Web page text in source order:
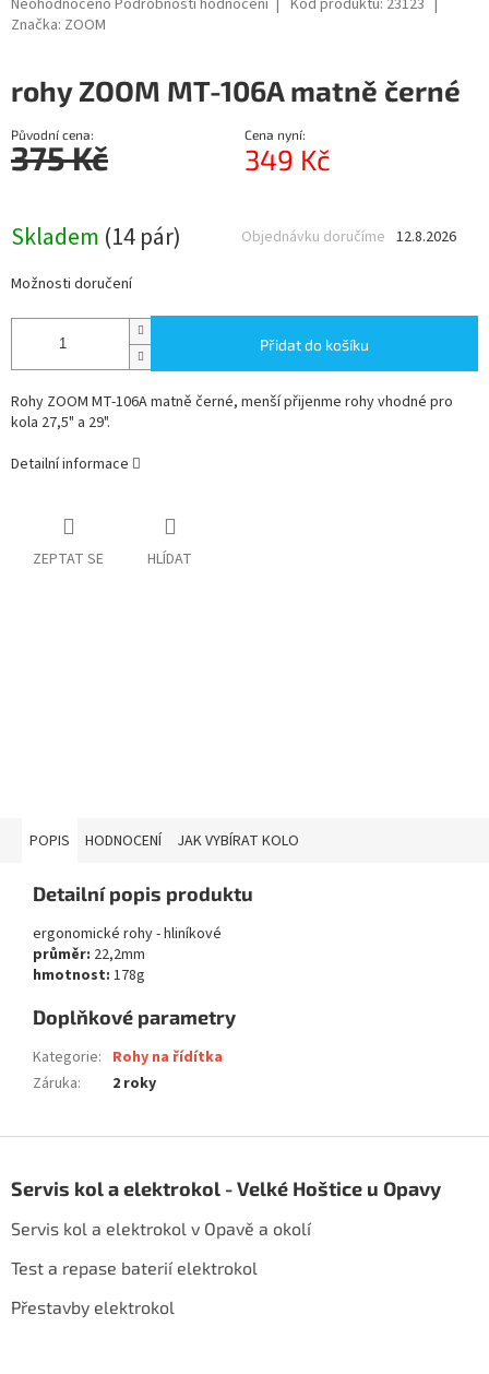
hodnocení
0,0
z
5
hvězdiček.
Neohodnoceno Podrobnosti hodnocení Kód produktu: 23123
Značka: ZOOM
rohy ZOOM MT-106A matně černé
Původní cena:
375 Kč
Cena nyní:
349 Kč
Skladem (14 pár) 12.8.2026
Objednávku doručíme
Možnosti doručení
Přidat do košíku
Rohy ZOOM MT-106A matně černé, menší přijenme rohy vhodné pro
kola 27,5" a 29".
Detailní informace
ZEPTAT SE HLÍDAT
POPIS HODNOCENÍ JAK VYBÍRAT KOLO
Detailní popis produktu
ergonomické rohy - hliníkové
průměr: 22,2mm
hmotnost: 178g
Doplňkové parametry
Kategorie: Rohy na řídítka
Záruka: 2 roky
pServis kol a elektrokol - Velké Hoštice u Opavy
Servis kol a elektrokol v Opavě a okolí
Test a repase baterií elektrokol
Přestavby elektrokol